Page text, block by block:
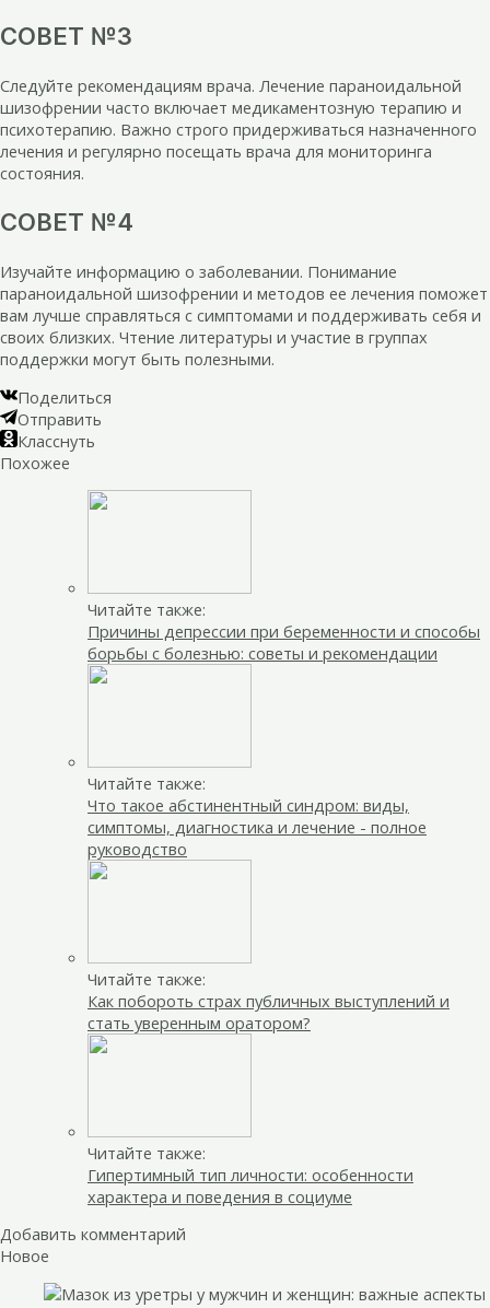
СОВЕТ №3
Следуйте рекомендациям врача. Лечение параноидальной
шизофрении часто включает медикаментозную терапию и
психотерапию. Важно строго придерживаться назначенного
лечения и регулярно посещать врача для мониторинга
состояния.
СОВЕТ №4
Изучайте информацию о заболевании. Понимание
параноидальной шизофрении и методов ее лечения поможет
вам лучше справляться с симптомами и поддерживать себя и
своих близких. Чтение литературы и участие в группах
поддержки могут быть полезными.
Поделиться
Отправить
Класснуть
Похожее
Читайте также:
Причины депрессии при беременности и способы
борьбы с болезнью: советы и рекомендации
Читайте также:
Что такое абстинентный синдром: виды,
симптомы, диагностика и лечение - полное
руководство
Читайте также:
Как побороть страх публичных выступлений и
стать уверенным оратором?
Читайте также:
Гипертимный тип личности: особенности
характера и поведения в социуме
Добавить комментарий
Новое